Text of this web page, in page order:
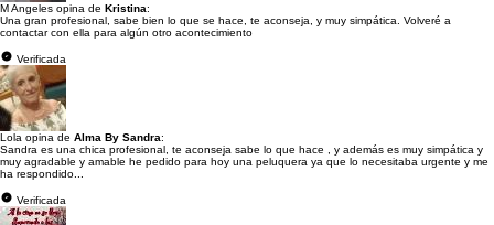
M Angeles opina de Kristina:
Una gran profesional, sabe bien lo que se hace, te aconseja, y muy simpática. Volveré a
contactar con ella para algún otro acontecimiento
Verificada
Lola opina de Alma By Sandra:
Sandra es una chica profesional, te aconseja sabe lo que hace , y además es muy simpática y
muy agradable y amable he pedido para hoy una peluquera ya que lo necesitaba urgente y me
ha respondido...
Verificada